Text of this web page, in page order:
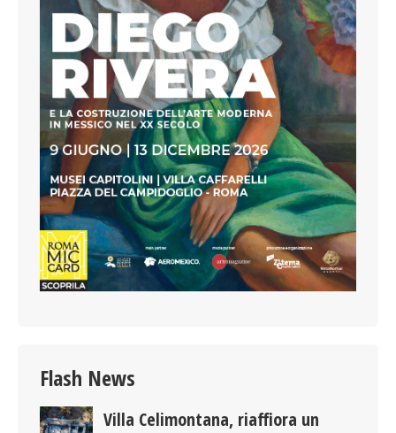
Flash News
Villa Celimontana, riaffiora un